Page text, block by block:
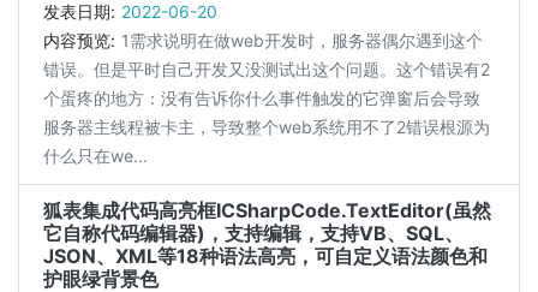
发表日期: 2022-06-20
内容预览: 1需求说明在做web开发时，服务器偶尔遇到这个
错误。但是平时自己开发又没测试出这个问题。这个错误有2
个蛋疼的地方：没有告诉你什么事件触发的它弹窗后会导致
服务器主线程被卡主，导致整个web系统用不了2错误根源为
什么只在we...
狐表集成代码高亮框ICSharpCode.TextEditor(虽然
它自称代码编辑器)，支持编辑，支持VB、SQL、
JSON、XML等18种语法高亮，可自定义语法颜色和
护眼绿背景色